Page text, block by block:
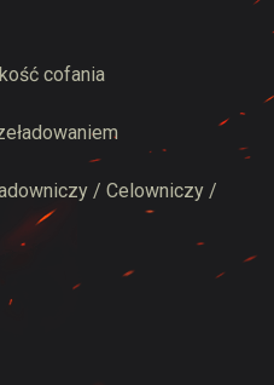
cofania
/ Celowniczy /